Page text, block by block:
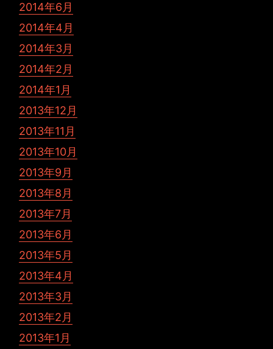
2014年6月
2014年4月
2014年3月
2014年2月
2014年1月
2013年12月
2013年11月
2013年10月
2013年9月
2013年8月
2013年7月
2013年6月
2013年5月
2013年4月
2013年3月
2013年2月
2013年1月